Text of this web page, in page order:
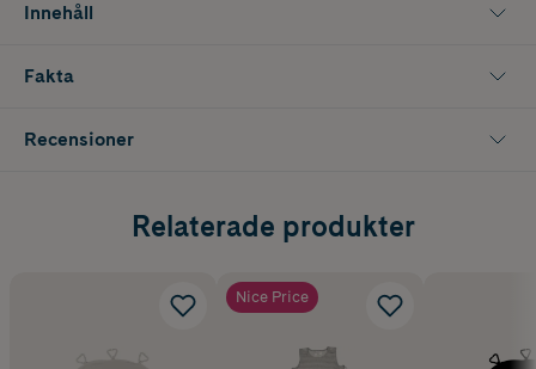
Innehåll
Fakta
Recensioner
Relaterade produkter
Nice Price